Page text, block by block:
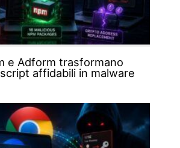
e Adform trasformano
affidabili in malware